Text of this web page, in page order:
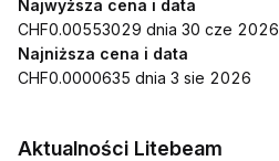
Najwyższa cena i data
CHF0.00553029 dnia 30 cze 2026
Najniższa cena i data
CHF0.0000635 dnia 3 sie 2026
Aktualności Litebeam